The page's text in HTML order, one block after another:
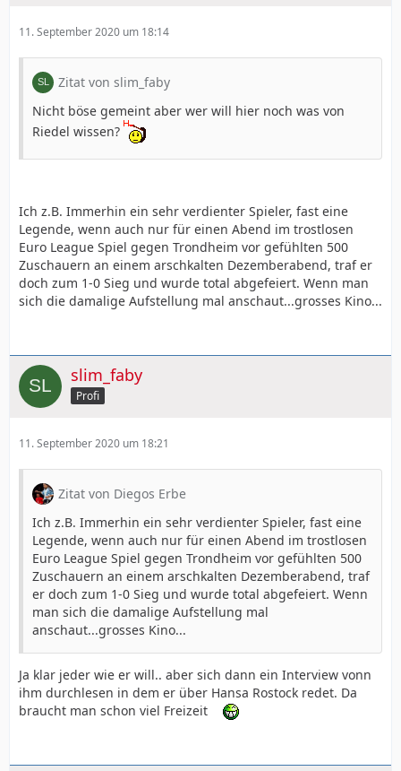
11. September 2020 um 18:14
Zitat von slim_faby
Nicht böse gemeint aber wer will hier noch was von
Riedel wissen?
Ich z.B. Immerhin ein sehr verdienter Spieler, fast eine
Legende, wenn auch nur für einen Abend im trostlosen
Euro League Spiel gegen Trondheim vor gefühlten 500
Zuschauern an einem arschkalten Dezemberabend, traf er
doch zum 1-0 Sieg und wurde total abgefeiert. Wenn man
sich die damalige Aufstellung mal anschaut...grosses Kino...
slim_faby
Profi
11. September 2020 um 18:21
Zitat von Diegos Erbe
Ich z.B. Immerhin ein sehr verdienter Spieler, fast eine
Legende, wenn auch nur für einen Abend im trostlosen
Euro League Spiel gegen Trondheim vor gefühlten 500
Zuschauern an einem arschkalten Dezemberabend, traf
er doch zum 1-0 Sieg und wurde total abgefeiert. Wenn
man sich die damalige Aufstellung mal
anschaut...grosses Kino...
Ja klar jeder wie er will.. aber sich dann ein Interview vonn
ihm durchlesen in dem er über Hansa Rostock redet. Da
braucht man schon viel Freizeit